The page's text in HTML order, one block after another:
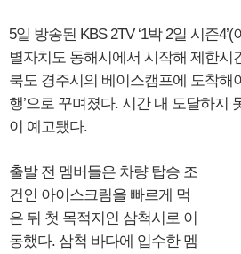
5일 방송된 KBS 2TV ‘1박 2일 시즌
별자치도 동해시에서 시작해 제한시
북도 경주시의 베이스캠프에 도착해
행’으로 꾸며졌다. 시간 내 도달하지
이 예고됐다.
출발 전 멤버들은 차량 탑승 조
건인 아이스크림을 빠르게 먹
은 뒤 첫 목적지인 삼척시로 이
동했다. 삼척 바다에 입수한 멤